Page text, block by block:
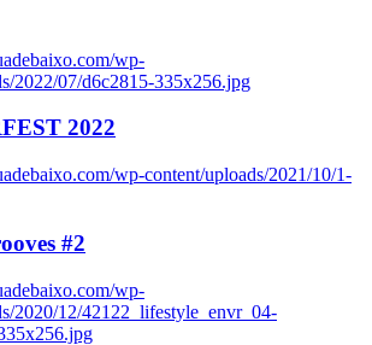
wp-
2022/07/d6c2815-335x256.jpg
2022
wp-content/uploads/2021/10/1-
#2
wp-
2020/12/42122_lifestyle_envr_04-